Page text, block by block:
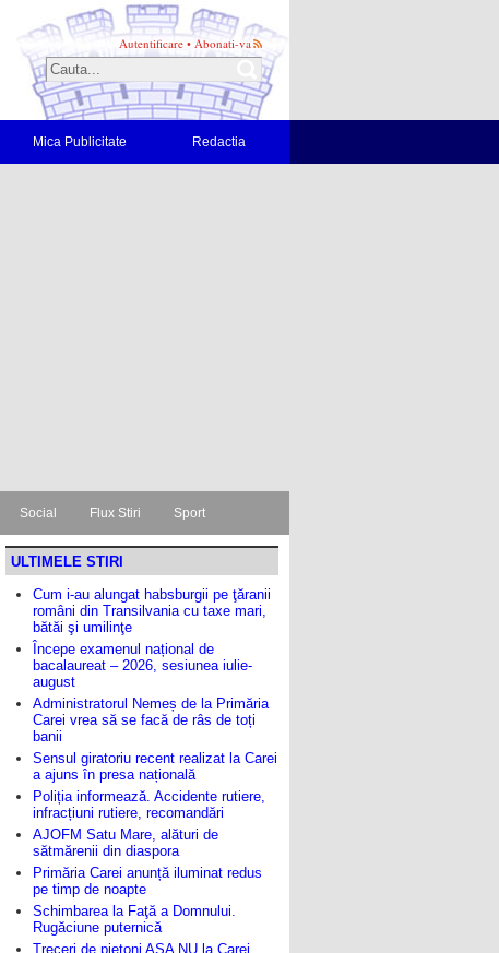
Autentificare • Abonati-va
Mica Publicitate Redactia
Social Flux Stiri Sport
ULTIMELE STIRI
Cum i-au alungat habsburgii pe ţăranii
români din Transilvania cu taxe mari,
bătăi şi umilinţe
Începe examenul național de
bacalaureat – 2026, sesiunea iulie-
august
Administratorul Nemeș de la Primăria
Carei vrea să se facă de râs de toți
banii
Sensul giratoriu recent realizat la Carei
a ajuns în presa națională
Poliția informează. Accidente rutiere,
infracțiuni rutiere, recomandări
AJOFM Satu Mare, alături de
sătmărenii din diaspora
Primăria Carei anunță iluminat redus
pe timp de noapte
Schimbarea la Faţă a Domnului.
Rugăciune puternică
Treceri de pietoni AȘA NU la Carei.